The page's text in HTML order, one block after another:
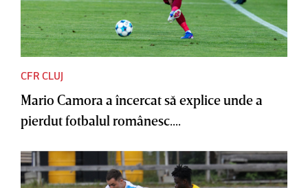
CFR CLUJ
Mario Camora a încercat să explice unde a
pierdut fotbalul românesc....